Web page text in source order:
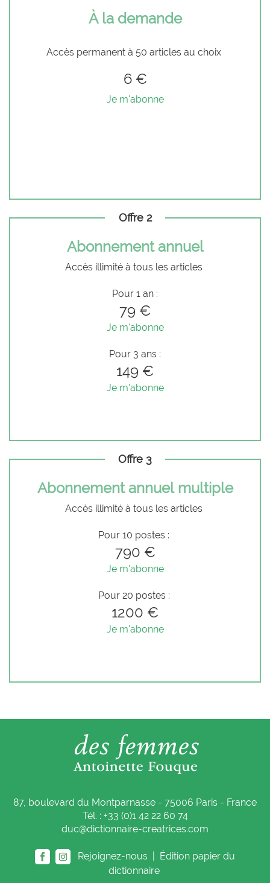
À la demande
Accès permanent à 50 articles au choix
6 €
Je m'abonne
Offre 2
Abonnement annuel
Accès illimité à tous les articles
Pour 1 an :
79 €
Je m'abonne
Pour 3 ans :
149 €
Je m'abonne
Offre 3
Abonnement annuel multiple
Accès illimité à tous les articles
Pour 10 postes :
790 €
Je m'abonne
Pour 20 postes :
1200 €
Je m'abonne
87, boulevard du Montparnasse - 75006 Paris - France
Tél. : +33 (0)1 42 22 60 74
duc@dictionnaire-creatrices.com
Rejoignez-nous |
Édition papier du
dictionnaire